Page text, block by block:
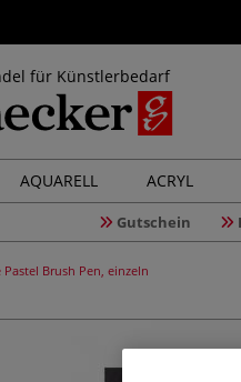
für Künstlerbedarf
AQUARELL ACRYL
Gutschein
Brush Pen, einzeln